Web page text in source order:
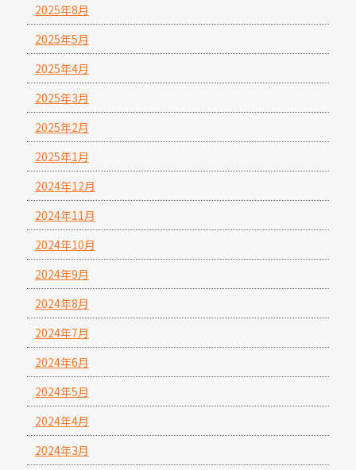
2025年8月
2025年5月
2025年4月
2025年3月
2025年2月
2025年1月
2024年12月
2024年11月
2024年10月
2024年9月
2024年8月
2024年7月
2024年6月
2024年5月
2024年4月
2024年3月